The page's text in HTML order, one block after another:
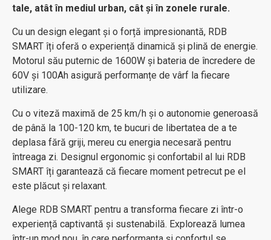
tale, atât în mediul urban, cât și în zonele rurale.
Cu un design elegant și o forță impresionantă, RDB
SMART îți oferă o experiență dinamică și plină de energie.
Motorul său puternic de 1600W și bateria de încredere de
60V și 100Ah asigură performanțe de vârf la fiecare
utilizare.
Cu o viteză maximă de 25 km/h și o autonomie generoasă
de până la 100-120 km, te bucuri de libertatea de a te
deplasa fără griji, mereu cu energia necesară pentru
întreaga zi. Designul ergonomic și confortabil al lui RDB
SMART îți garantează că fiecare moment petrecut pe el
este plăcut și relaxant.
Alege RDB SMART pentru a transforma fiecare zi într-o
experiență captivantă și sustenabilă. Explorează lumea